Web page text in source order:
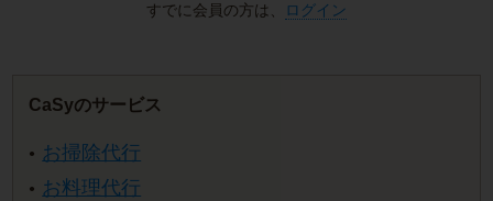
すでに会員の方は、 ログイン
CaSyのサービス
お掃除代行
お料理代行